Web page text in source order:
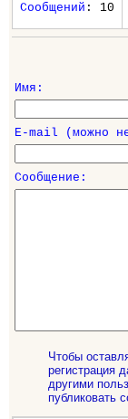
Сообщений : 10
Имя:
E-mail (можно
Сообщение:
Чтобы
регистрация
другими
публиковать